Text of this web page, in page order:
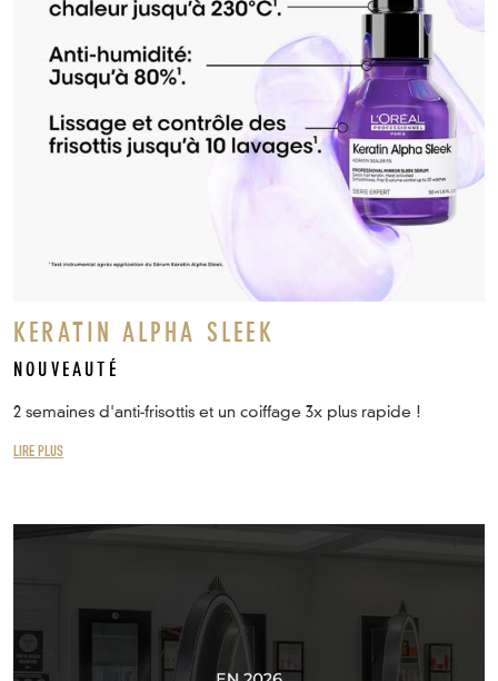
KERATIN ALPHA SLEEK
NOUVEAUTÉ
2 semaines d'anti-frisottis et un coiffage 3x plus rapide !
LIRE PLUS